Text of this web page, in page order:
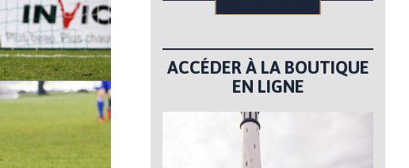
ACCÉDER À LA BOUTIQUE
EN LIGNE